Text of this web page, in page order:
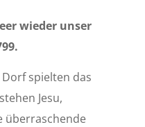
wieder unser
spielten das
Jesu,
überraschende